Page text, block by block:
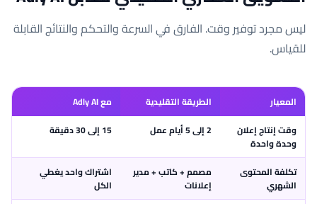
ليس مجرد توفير وقت. الفارق في السرعة والتحكم والنتائج القابلة
للقياس.
المعيار الطريقة التقليدية
مع Adly AI
وقت إنتاج إعلان
وحدة واحدة
2 إلى 5 أيام عمل 15 إلى 30 دقيقة
تكلفة المحتوى
الشهري
مصمم + كاتب + مدير
إعلانات
اشتراك واحد يغطي
الكل